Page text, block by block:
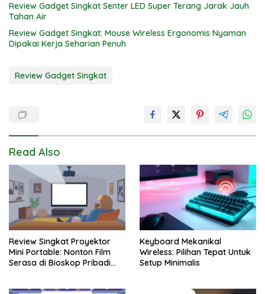
Review Gadget Singkat Senter LED Super Terang Jarak Jauh
Tahan Air
Review Gadget Singkat: Mouse Wireless Ergonomis Nyaman
Dipakai Kerja Seharian Penuh
Review Gadget Singkat
Read Also
Review Singkat Proyektor
Mini Portable: Nonton Film
Serasa di Bioskop Pribadi
Keyboard Mekanikal
Wireless: Pilihan Tepat Untuk
Setup Minimalis